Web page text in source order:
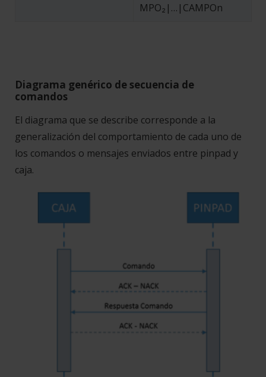
MPO₂|…|CAMPOn
Diagrama genérico de secuencia de
comandos
El diagrama que se describe corresponde a la
generalización del comportamiento de cada uno de
los comandos o mensajes enviados entre pinpad y
caja.